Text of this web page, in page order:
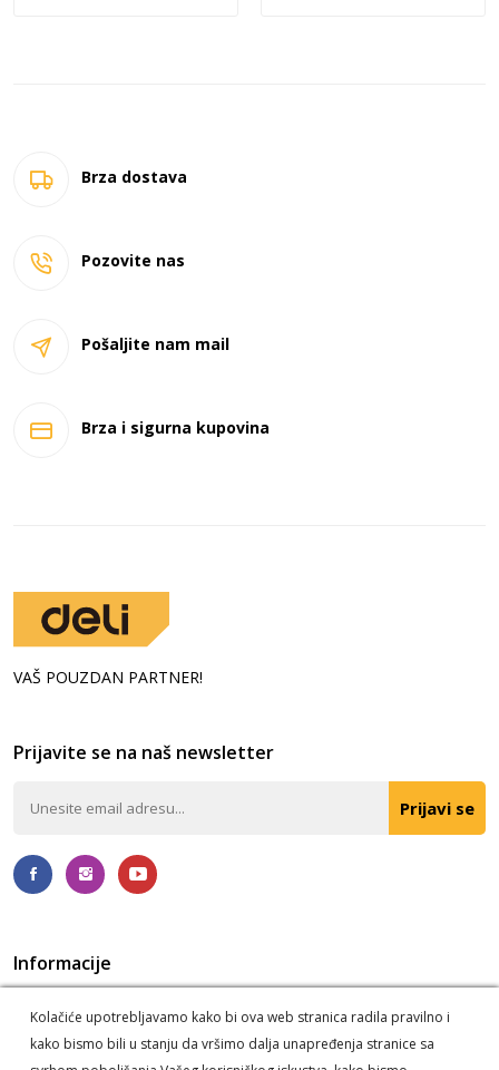
Brza dostava
Pozovite nas
Pošaljite nam mail
Brza i sigurna kupovina
VAŠ POUZDAN PARTNER!
Prijavite se na naš newsletter
Prijavi se
Informacije
Politika privatnosti
Korišćenje kolačića
Informacije o dostavi
O nama
Postupak reklamacije i odustanka
Kolačiće upotrebljavamo kako bi ova web stranica radila pravilno i
kako bismo bili u stanju da vršimo dalja unapređenja stranice sa